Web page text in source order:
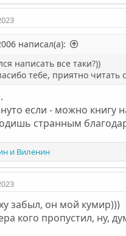
написал(а):
написать все таки?))
тебе, приятно читать
если - можно книгу
странным
и Виленин
забыл, он мой кумир)))
кого пропустил, ну,